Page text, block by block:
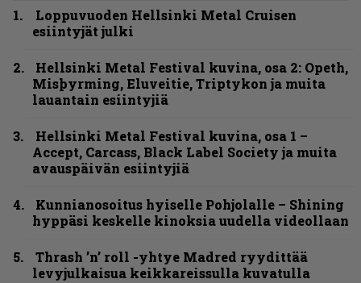
Loppuvuoden Hellsinki Metal Cruisen
esiintyjät julki
Hellsinki Metal Festival kuvina, osa 2: Opeth,
Misþyrming, Eluveitie, Triptykon ja muita
lauantain esiintyjiä
Hellsinki Metal Festival kuvina, osa 1 –
Accept, Carcass, Black Label Society ja muita
avauspäivän esiintyjiä
Kunnianosoitus hyiselle Pohjolalle – Shining
hyppäsi keskelle kinoksia uudella videollaan
Thrash ’n’ roll -yhtye Madred ryydittää
levyjulkaisua keikkareissulla kuvatulla